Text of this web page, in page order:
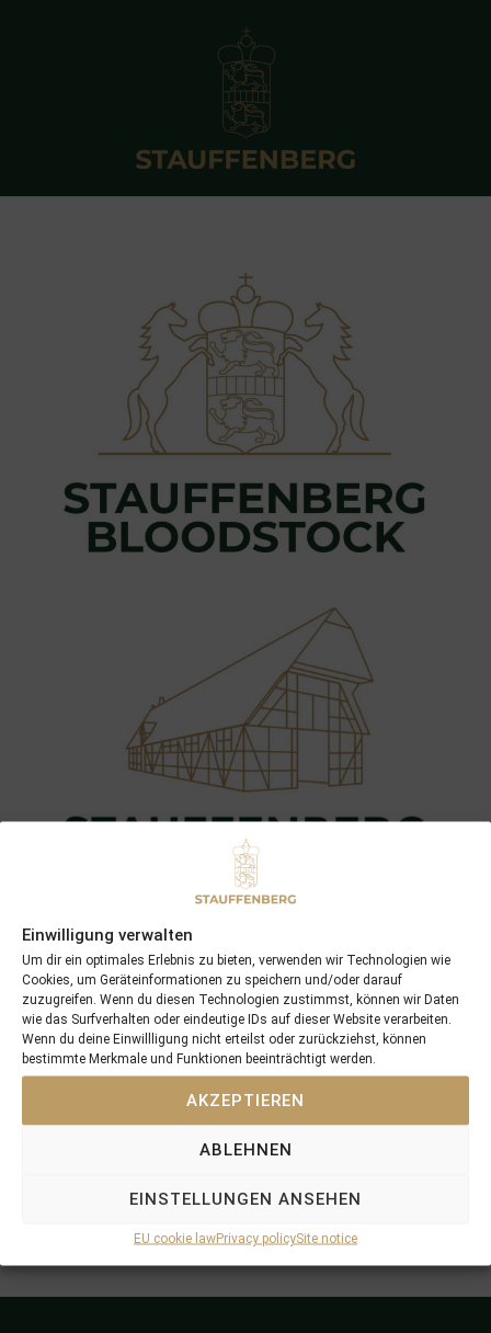
Einwilligung verwalten
Um dir ein optimales Erlebnis zu bieten, verwenden wir Technologien wie
Cookies, um Geräteinformationen zu speichern und/oder darauf
zuzugreifen. Wenn du diesen Technologien zustimmst, können wir Daten
wie das Surfverhalten oder eindeutige IDs auf dieser Website verarbeiten.
Wenn du deine Einwillligung nicht erteilst oder zurückziehst, können
bestimmte Merkmale und Funktionen beeinträchtigt werden.
AKZEPTIEREN
ABLEHNEN
EINSTELLUNGEN ANSEHEN
EU cookie lawPrivacy policySite notice